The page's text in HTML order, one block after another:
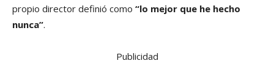
propio director definió como “lo mejor que he hecho
nunca”.
Publicidad